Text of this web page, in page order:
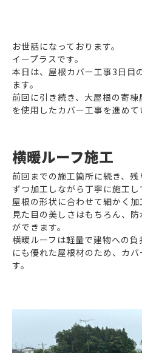
お世話になっております。
イープラスです。
本日は、屋根カバー工事3日目
ます。
前回に引き続き、大屋根の寄棟
を使用したカバー工事を進めて
横暖ルーフ施工
前回までの施工箇所に続き、
ずつ加工しながら丁寧に施工し
屋根の形状に合わせて細かく加
見た目の美しさはもちろん、
ができます。
横暖ルーフは軽量で建物への
にも優れた屋根材のため、カ
す。